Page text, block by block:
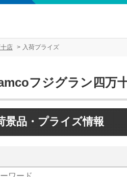
店 入荷プライズ
フジグラン四万
景品・プライズ情報